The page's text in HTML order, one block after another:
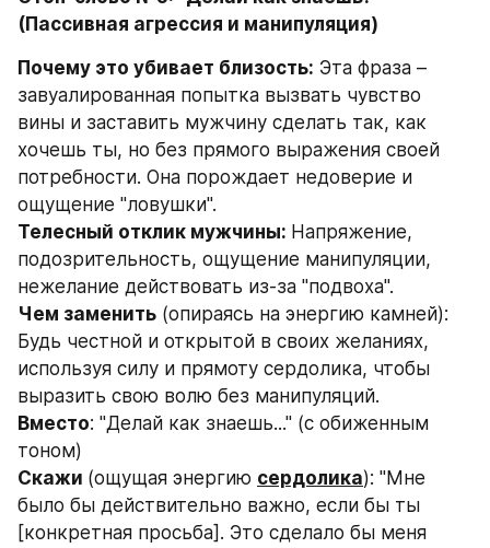
(Пассивная агрессия и манипуляция)
Почему это убивает близость: Эта фраза –
завуалированная попытка вызвать чувство
вины и заставить мужчину сделать так, как
хочешь ты, но без прямого выражения своей
потребности. Она порождает недоверие и
ощущение "ловушки".
Телесный отклик мужчины: Напряжение,
подозрительность, ощущение манипуляции,
нежелание действовать из-за "подвоха".
Чем заменить (опираясь на энергию камней):
Будь честной и открытой в своих желаниях,
используя силу и прямоту сердолика, чтобы
выразить свою волю без манипуляций.
Вместо: "Делай как знаешь..." (с обиженным
тоном)
Скажи (ощущая энергию сердолика): "Мне
было бы действительно важно, если бы ты
[конкретная просьба]. Это сделало бы меня